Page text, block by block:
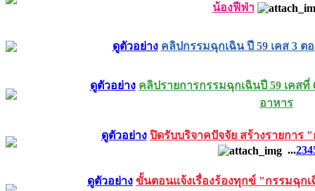
น้องฟีฟ่า
ดูตัวอย่าง คลิปกรรมฉุกเฉิน ปี 59 เคส 3
ดูตัวอย่าง คลิปรายการกรรมฉุกเฉินปี 59 เคส
อาหาร
ดูตัวอย่าง ปิดรับบริจาคปัจจัย สร้างรายการ
...234
ดูตัวอย่าง ขั้นตอนแจ้งเรื่องร้องทุกข์ "กรรมฉุก